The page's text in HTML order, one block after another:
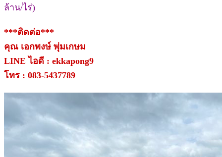
ล้าน/ไร่)
***ติดต่อ***
คุณ เอกพงษ์ พุ่มเกษม
LINE ไอดี : ekkapong9
โทร : 083-5437789